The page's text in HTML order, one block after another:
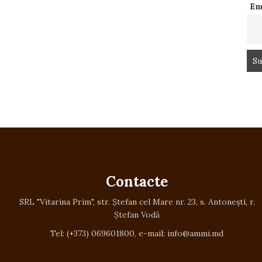
Contacte
SRL "Vitarina Prim", str. Ștefan cel Mare nr. 23, s. Antonești, r.
Ștefan Vodă
Tel: (+373) 069601800, e-mail: info@ammi.md